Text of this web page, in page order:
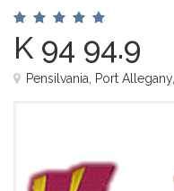
K 94 94.9
Pensilvania, Port Allegany,